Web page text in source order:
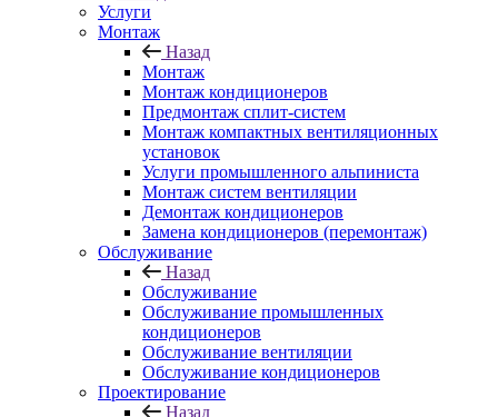
Услуги
Монтаж
Назад
Монтаж
Монтаж кондиционеров
Предмонтаж сплит-систем
Монтаж компактных вентиляционных
установок
Услуги промышленного альпиниста
Монтаж систем вентиляции
Демонтаж кондиционеров
Замена кондиционеров (перемонтаж)
Обслуживание
Назад
Обслуживание
Обслуживание промышленных
кондиционеров
Обслуживание вентиляции
Обслуживание кондиционеров
Проектирование
Назад